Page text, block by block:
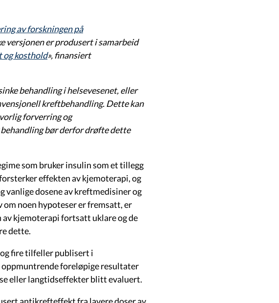
av forskningen på
versjonen er produsert i samarbeid
og kosthold», finansiert
behandling i helsevesenet, eller
kreftbehandling. Dette kan
forverring og
bør derfor drøfte dette
som bruker insulin som et tillegg
effekten av kjemoterapi, og
vanlige dosene av kreftmedisiner og
noen hypoteser er fremsatt, er
kjemoterapi fortsatt uklare og de
dette.
fire tilfeller publisert i
foreløpige resultater
eller langtidseffekter blitt evaluert.